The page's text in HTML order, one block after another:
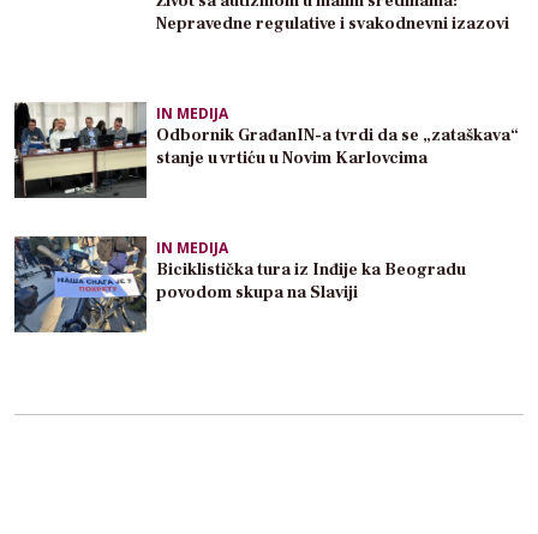
Nepravedne regulative i svakodnevni izazovi
IN MEDIJA
Odbornik GrađanIN-a tvrdi da se „zataškava“
stanje u vrtiću u Novim Karlovcima
IN MEDIJA
Biciklistička tura iz Inđije ka Beogradu
povodom skupa na Slaviji